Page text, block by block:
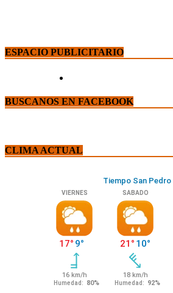
ESPACIO PUBLICITARIO
BUSCANOS EN FACEBOOK
CLIMA ACTUAL